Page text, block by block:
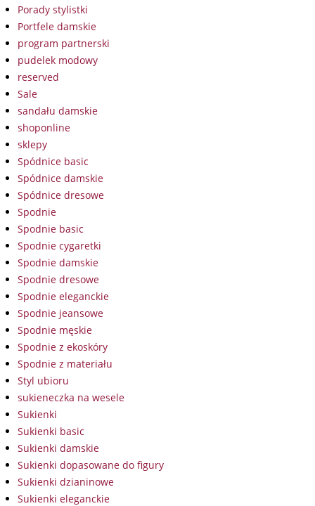
Porady stylistki
Portfele damskie
program partnerski
pudelek modowy
reserved
Sale
sandału damskie
shoponline
sklepy
Spódnice basic
Spódnice damskie
Spódnice dresowe
Spodnie
Spodnie basic
Spodnie cygaretki
Spodnie damskie
Spodnie dresowe
Spodnie eleganckie
Spodnie jeansowe
Spodnie męskie
Spodnie z ekoskóry
Spodnie z materiału
Styl ubioru
sukieneczka na wesele
Sukienki
Sukienki basic
Sukienki damskie
Sukienki dopasowane do figury
Sukienki dzianinowe
Sukienki eleganckie